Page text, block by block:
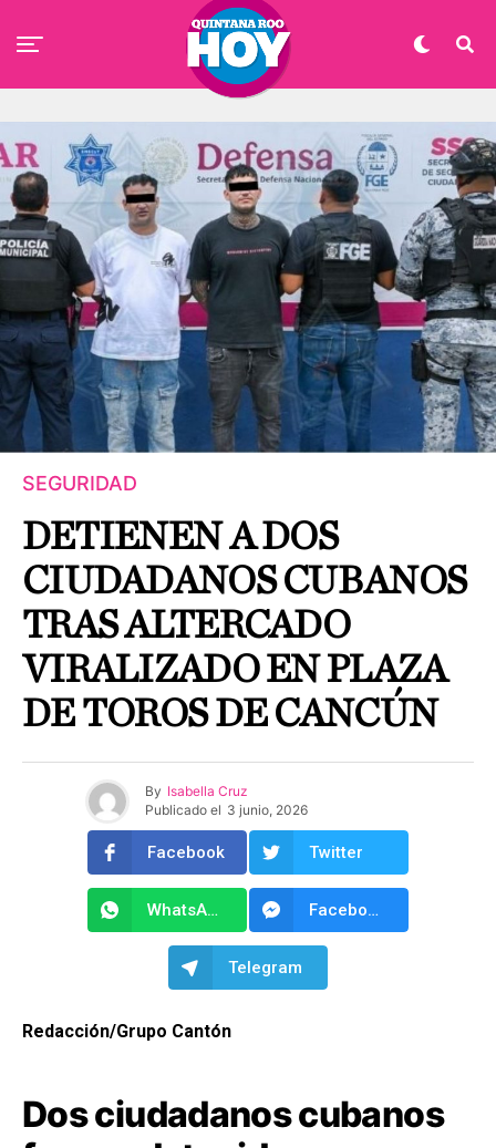
SEGURIDAD
DETIENEN A DOS
CIUDADANOS CUBANOS
TRAS ALTERCADO
VIRALIZADO EN PLAZA
DE TOROS DE CANCÚN
By Isabella Cruz
Publicado el 3 junio, 2026
Facebook Twitter
WhatsApp Facebook Messenger
Telegram
Redacción/Grupo Cantón
Dos ciudadanos cubanos